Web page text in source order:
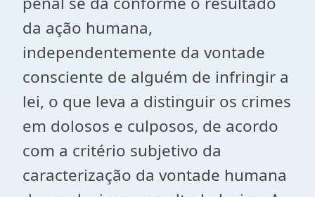
da ação humana,
independentemente da vontade
consciente de alguém de infringir a
lei, o que leva a distinguir os crimes
em dolosos e culposos, de acordo
com a critério subjetivo da
caracterização da vontade humana